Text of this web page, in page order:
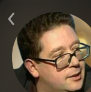
О сервисе
Политика
Открыть
Установить на ТВ